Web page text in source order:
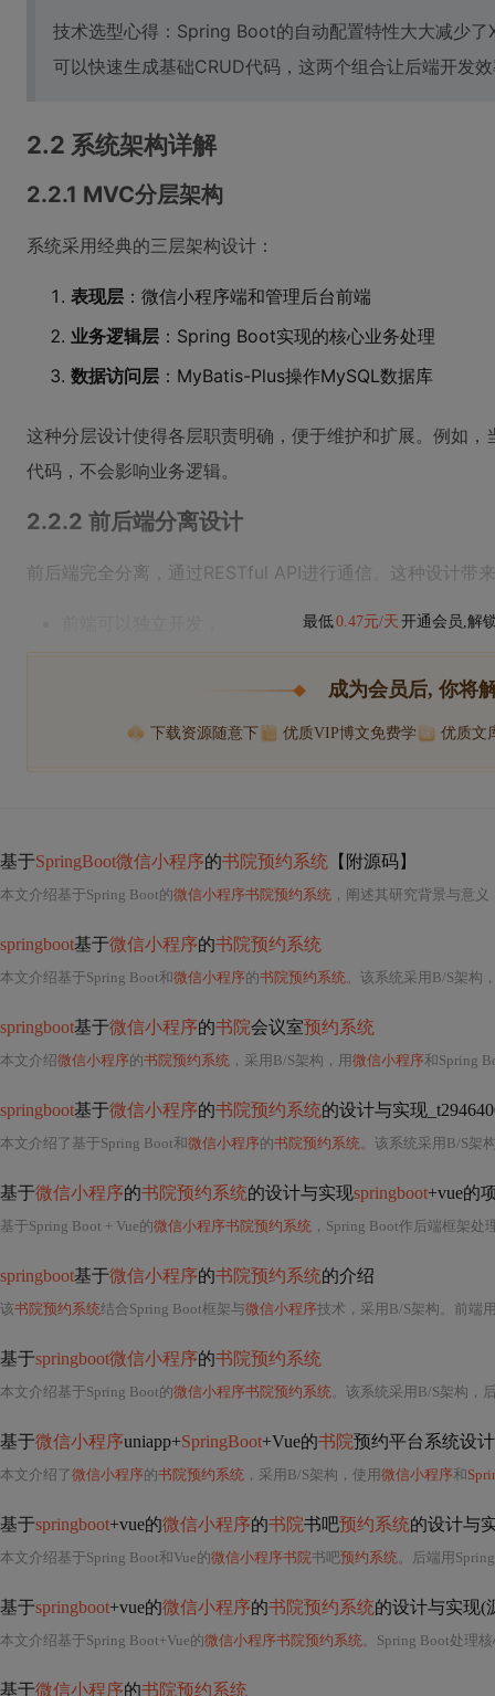
技术选型心得：Spring Boot的自动配置特性大大减少
可以快速生成基础CRUD代码，这两个组合让后端开发
2.2 系统架构详解
2.2.1 MVC分层架构
系统采用经典的三层架构设计：
表现层 ：微信小程序端和管理后台前端
业务逻辑层 ：Spring Boot实现的核心业务处理
数据访问层 ：MyBatis-Plus操作MySQL数据库
这种分层设计使得各层职责明确，便于维护和扩展。例如
代码，不会影响业务逻辑。
2.2.2 前后端分离设计
前后端完全分离，通过RESTful API进行通信。这种设计带
最低0.47元/天 开通会员,解
成为会员后, 你将
下载资源随意下 优质VIP博文免费学 优质文
基于SpringBoot微信小程序的书院预约系统 【附源码】
本文介绍基于Spring Boot的微信小程序书院预约系统 ，阐述其研究背景与意义，涉及Java、Spring Boot框架、MySQL等相关技术，进行
springboot基于微信小程序的书院预约系统
本文介绍基于Spring Boot和微信小程序的书院预约系统。该系统采用B/S架构
springboot基于微信小程序的书院会议室预约系统
本文介绍微信小程序的书院预约系统 ，采用B/S架构，用微信小程序和Spring
springboot基于微信小程序的书院预约系统的设计与实现
本文介绍了基于Spring Boot和微信小程序的书院预约系统。该系统采用B/S架
基于微信小程序的书院预约系统的设计与实现springboot+vue的
基于Spring Boot + Vue的微信小程序书院预约系统 ，Spring Boot作后端框架处
springboot基于微信小程序的书院预约系统的介绍
该书院预约系统结合Spring Boot框架与微信小程序技术，采用B/S架构。前端
基于springboot微信小程序的书院预约系统
本文介绍基于Spring Boot的微信小程序书院预约系统。该系统采用B/S架构，
基于微信小程序uniapp+SpringBoot+Vue的书院预约平台系统设计
本文介绍了微信小程序的书院预约系统 ，采用B/S架构，使用微信小程序和
基于springboot+vue的微信小程序的书院书吧预约系统的设计与
本文介绍基于Spring Boot和Vue的微信小程序书院书吧预约系统。后端用Spring Boot处理核心业务与数据库交互，
基于springboot+vue的微信小程序的书院预约系统的设计与实现(
本文介绍基于Spring Boot+Vue的微信小程序书院预约系统。Spring Boot处理
基于微信小程序的书院预约系统